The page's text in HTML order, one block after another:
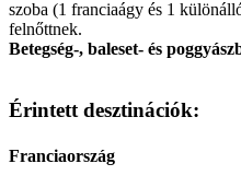
szoba (1 franciaágy és 1
felnőttnek.
Betegség-, baleset- és
Érintett desztinációk:
Franciaország